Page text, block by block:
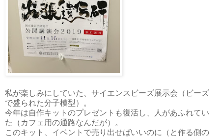
私が楽しみにしていた、サイエンスビーズ展示会（ビーズ
で盛られた分子模型）。
今年は自作キットのプレゼントも復活し、人があふれてい
た（カフェ用の通路なんだが）。
このキット、イベントで売り出せばいいのに（と作る側の